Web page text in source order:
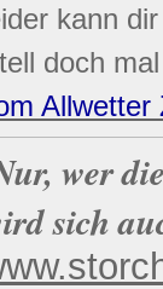
kann
doch
Allwetter
wer
sich